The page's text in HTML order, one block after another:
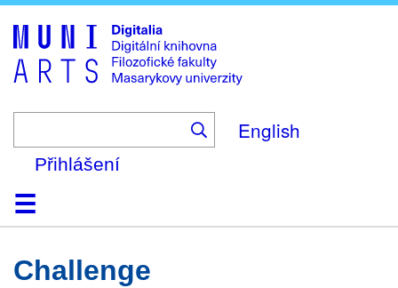
to
main
content
English
Přihlášení
DomůKolekce
Prohlížení
Vyhledávání
O platformě
Nápověda
KontaktDigitalia
Challenge